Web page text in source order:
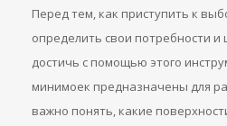
Перед тем, как приступить к
определить свои потребности
достичь с помощью этого
минимоек предназначены для
важно понять, какие